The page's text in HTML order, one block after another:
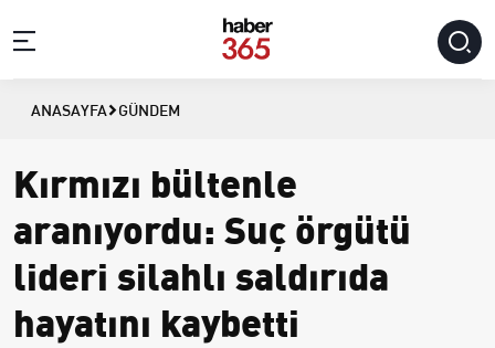
ANASAYFA GÜNDEM
Kırmızı bültenle
aranıyordu: Suç örgütü
lideri silahlı saldırıda
hayatını kaybetti